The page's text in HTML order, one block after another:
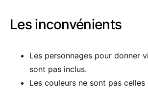
Les inconvénients
Les personnages pour donner
sont pas inclus.
Les couleurs ne sont pas